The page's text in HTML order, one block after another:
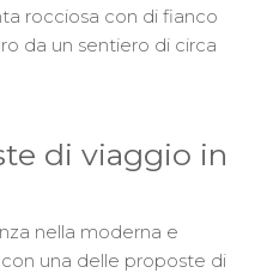
rocciosa con di fianco
da un sentiero di circa
di viaggio in
nella moderna e
una delle proposte di